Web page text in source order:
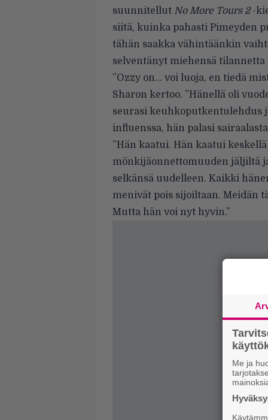
suunnitellut No More Tours 2-
siitä, kuinka pahasti Pimeyden
tähän saakka vähintäänkin
selventänyt miehensä tilannetta
”Ozzy on… voi luoja, en tiedä
Sharon kertoo. ”Hänellä oli
seurasi keuhkoputkentulehdus
influenssa, hän palasi
”Hän kaatui. Hän kaatui
mönkijäonnettomuuden jäljiltä
selkänsä uudelleen. Kaikki
menivät pois sijoiltaan. Meidän
Mutta hän voi nyt hyvin.”
Me ja